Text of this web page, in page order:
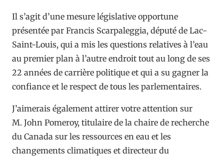
Il s’agit d’une mesure législative opportune
présentée par Francis Scarpaleggia, député de Lac-
Saint-Louis, qui a mis les questions relatives à l’eau
au premier plan à l’autre endroit tout au long de ses
22 années de carrière politique et qui a su gagner la
confiance et le respect de tous les parlementaires.
J’aimerais également attirer votre attention sur
M. John Pomeroy, titulaire de la chaire de recherche
du Canada sur les ressources en eau et les
changements climatiques et directeur du